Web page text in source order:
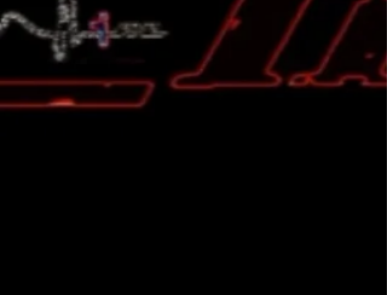
商品の品質管理には十分留意しており
ますが、万一ご注文の商品と内容が違
う場合や、商品の破損などの品質上の
問題があった場合には、商品到着後７